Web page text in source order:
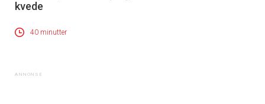
kvede
40 minutter